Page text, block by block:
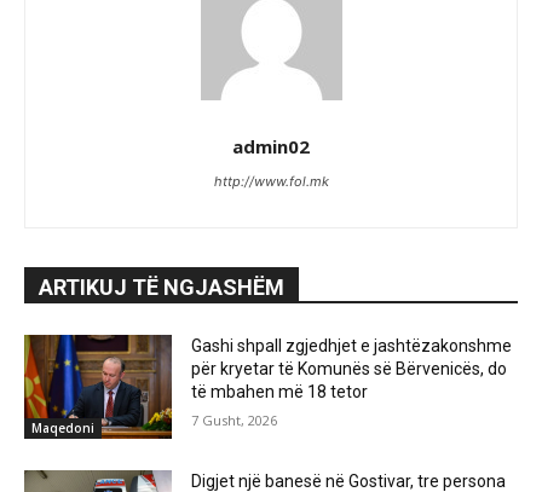
admin02
http://www.fol.mk
ARTIKUJ TË NGJASHËM
Maqedoni
Gashi shpall zgjedhjet e jashtëzakonshme
për kryetar të Komunës së Bërvenicës, do
të mbahen më 18 tetor
7 Gusht, 2026
Digjet një banesë në Gostivar, tre persona